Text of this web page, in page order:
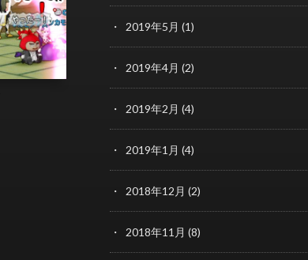
2019年5月 (1)
2019年4月 (2)
2019年2月 (4)
2019年1月 (4)
2018年12月 (2)
2018年11月 (8)